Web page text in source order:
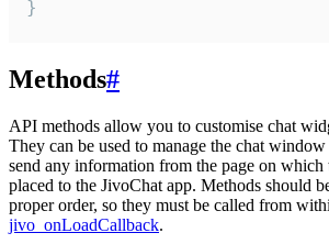
}
Methods#
API methods allow you to customise chat
They can be used to manage the chat
send any information from the page on
placed to the JivoChat app. Methods should
proper order, so they must be called from
jivo_onLoadCallback.